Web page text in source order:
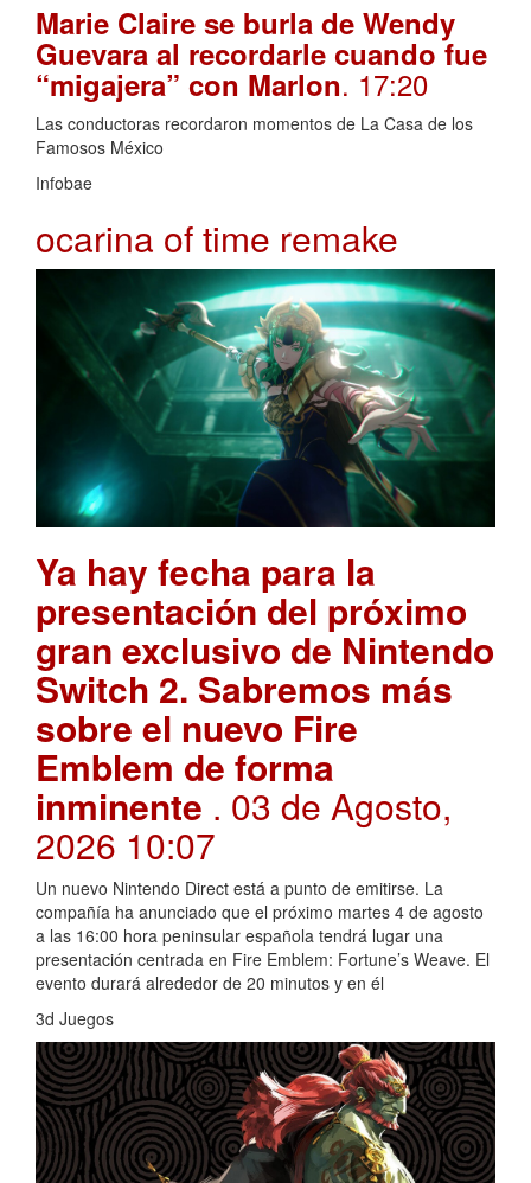
Marie Claire se burla de Wendy
Guevara al recordarle cuando fue
“migajera” con Marlon. 17:20
Las conductoras recordaron momentos de La Casa de los
Famosos México
Infobae
ocarina of time remake
Ya hay fecha para la
presentación del próximo
gran exclusivo de Nintendo
Switch 2. Sabremos más
sobre el nuevo Fire
Emblem de forma
inminente . 03 de Agosto,
2026 10:07
Un nuevo Nintendo Direct está a punto de emitirse. La
compañía ha anunciado que el próximo martes 4 de agosto
a las 16:00 hora peninsular española tendrá lugar una
presentación centrada en Fire Emblem: Fortune’s Weave. El
evento durará alrededor de 20 minutos y en él
3d Juegos